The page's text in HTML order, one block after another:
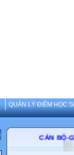
QUẢN LÝ ĐIỂM HỌC
CÁN